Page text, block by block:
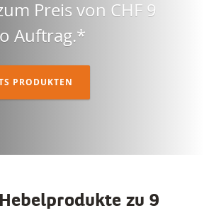
Preis von CHF 9
Auftrag.*
PRODUKTEN
zu 9